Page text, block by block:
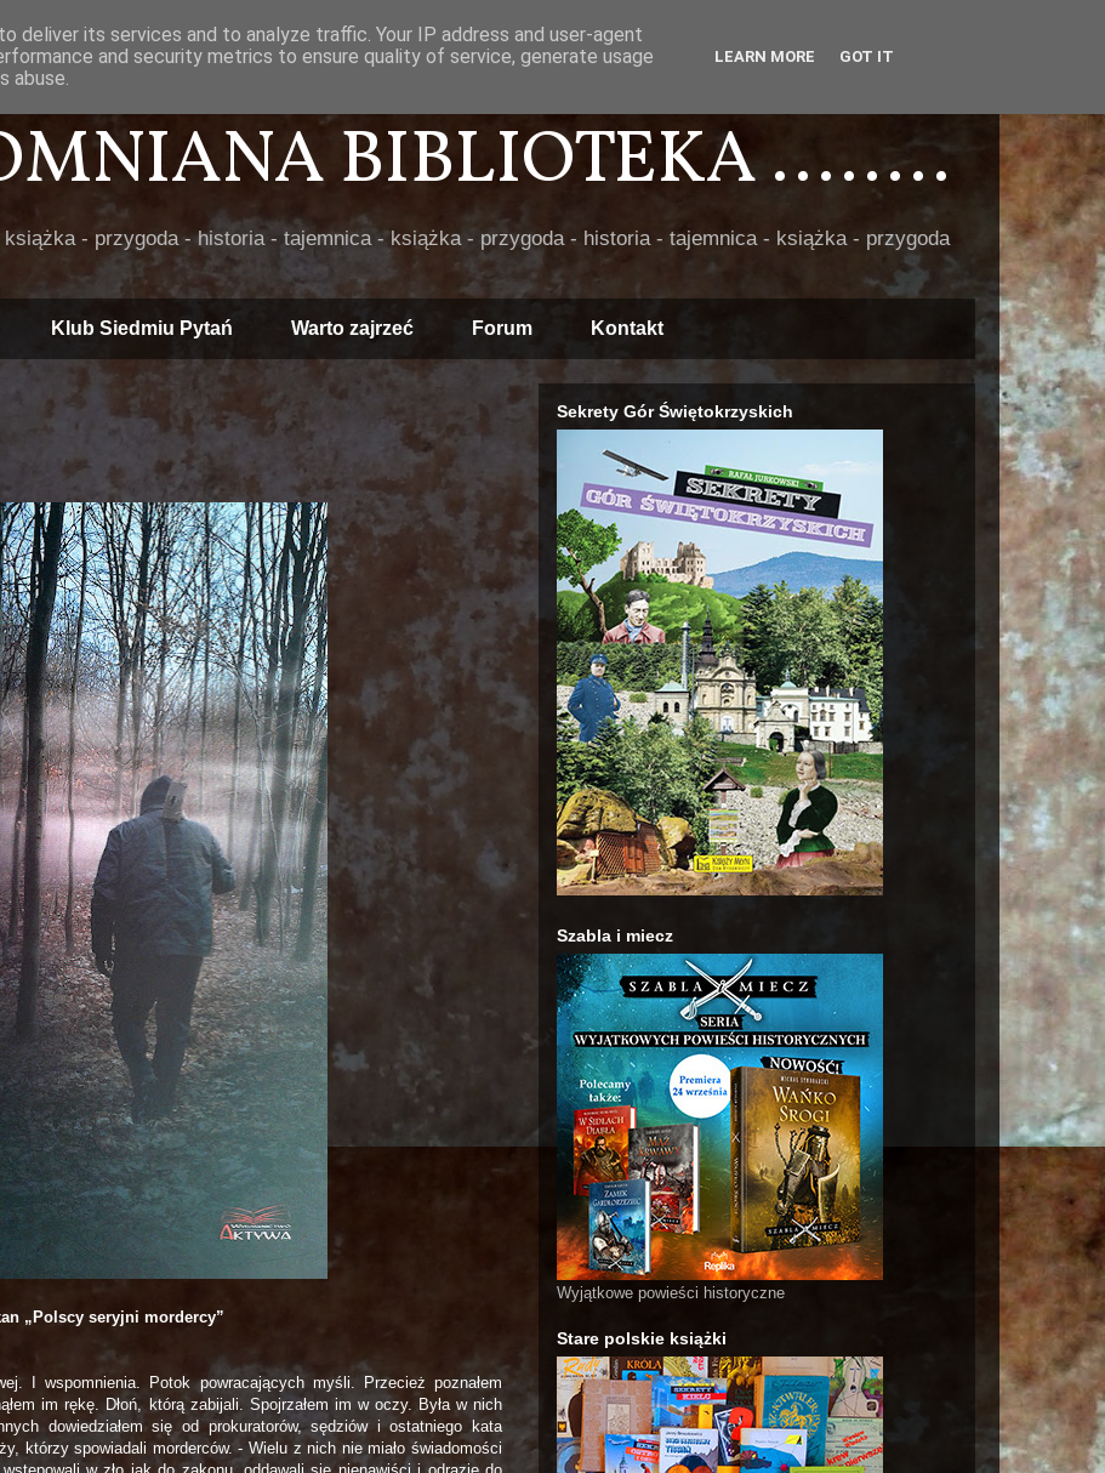
BIBLIOTEKA ........
- przygoda - historia - tajemnica - książka - przygoda - historia - tajemnica - książka - przygoda
Klub Siedmiu Pytań Warto zajrzeć Forum Kontakt
„Polscy seryjni mordercy”
I wspomnienia. Potok powracających myśli. Przecież poznałem
im rękę. Dłoń, którą zabijali. Spojrzałem im w oczy. Była w nich
dowiedziałem się od prokuratorów, sędziów i ostatniego kata
którzy spowiadali morderców. - Wielu z nich nie miało świadomości
Sekrety Gór Świętokrzyskich
Szabla i miecz
Wyjątkowe powieści historyczne
Stare polskie książki
deliver its services and to analyze traffic. Your IP address and user-agent
and security metrics to ensure quality of service, generate usage
abuse.
LEARN MORE GOT IT